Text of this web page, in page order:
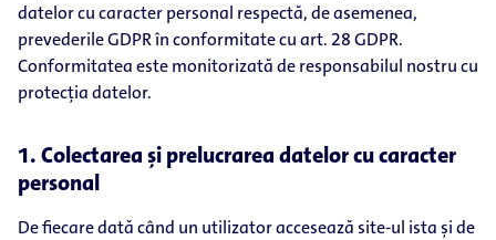
datelor cu caracter personal respectă, de asemenea,
prevederile GDPR în conformitate cu art. 28 GDPR.
Conformitatea este monitorizată de responsabilul nostru cu
protecția datelor.
1. Colectarea și prelucrarea datelor cu caracter
personal
De fiecare dată când un utilizator accesează site-ul ista și de